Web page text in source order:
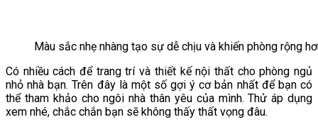
Màu sắc nhẹ nhàng tạo sự dễ chịu và khiến phòng rộng
Có nhiều cách để trang trí và thiết kế nội thất cho phòng ngủ
nhỏ nhà bạn. Trên đây là một số gợi ý cơ bản nhất để bạn có
thể tham khảo cho ngôi nhà thân yêu của mình. Thử áp dụng
xem nhé, chắc chắn bạn sẽ không thấy thất vọng đâu.